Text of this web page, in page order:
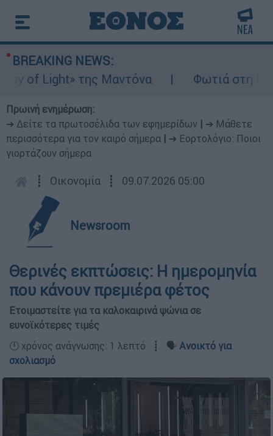
BREAKING NEWS:
of Light» της Μαντόνα
Φωτιά στη
Πρωινή ενημέρωση:
➔ Δείτε τα πρωτοσέλιδα των εφημερίδων
➔ Μάθετε
περισσότερα για τον καιρό σήμερα
➔ Εορτολόγιο: Ποιοι
γιορτάζουν σήμερα
┋ Οικονομία ┋ 09.07.2026 05:00
Newsroom
Θερινές εκπτώσεις: Η ημερομηνία
που κάνουν πρεμιέρα φέτος
Ετοιμαστείτε για τα καλοκαιρινά ψώνια σε
ευνοϊκότερες τιμές
🕛 χρόνος ανάγνωσης: 1 λεπτό ┋ 🗣️ Ανοικτό για
σχολιασμό